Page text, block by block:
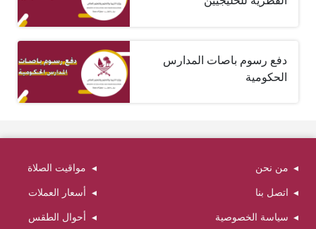
دفع رسوم باصات المدارس
الحكومية
من نحن
اتصل بنا
سياسة الخصوصية
مواقيت الصلاة
أسعار العملات
أحوال الطقس